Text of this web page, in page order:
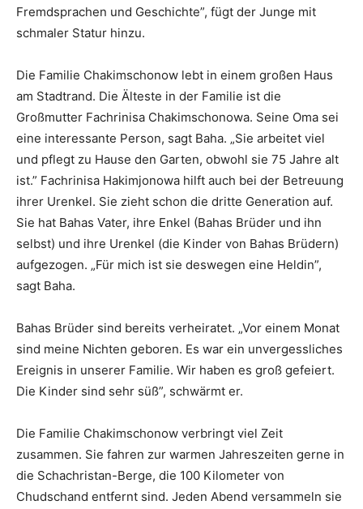
Fremdsprachen und Geschichte”, fügt der Junge mit
schmaler Statur hinzu.
Die Familie Chakimschonow lebt in einem großen Haus
am Stadtrand. Die Älteste in der Familie ist die
Großmutter Fachrinisa Chakimschonowa. Seine Oma sei
eine interessante Person, sagt Baha. „Sie arbeitet viel
und pflegt zu Hause den Garten, obwohl sie 75 Jahre alt
ist.” Fachrinisa Hakimjonowa hilft auch bei der Betreuung
ihrer Urenkel. Sie zieht schon die dritte Generation auf.
Sie hat Bahas Vater, ihre Enkel (Bahas Brüder und ihn
selbst) und ihre Urenkel (die Kinder von Bahas Brüdern)
aufgezogen. „Für mich ist sie deswegen eine Heldin”,
sagt Baha.
Bahas Brüder sind bereits verheiratet. „Vor einem Monat
sind meine Nichten geboren. Es war ein unvergessliches
Ereignis in unserer Familie. Wir haben es groß gefeiert.
Die Kinder sind sehr süß”, schwärmt er.
Die Familie Chakimschonow verbringt viel Zeit
zusammen. Sie fahren zur warmen Jahreszeiten gerne in
die Schachristan-Berge, die 100 Kilometer von
Chudschand entfernt sind. Jeden Abend versammeln sie